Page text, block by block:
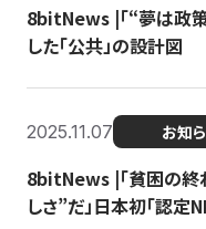
8bitNews |「“夢は政
した「公共」の設計図
2025.11.07 お知
8bitNews |「貧困の終
しさ”だ」日本初「認定